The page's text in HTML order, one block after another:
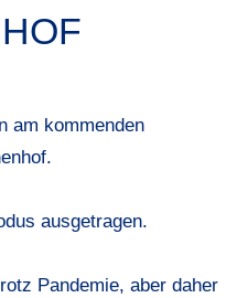
am kommenden
ausgetragen.
Pandemie, aber daher